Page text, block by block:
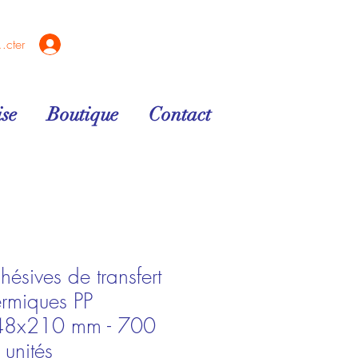
Boutique Contact
de transfert
PP
mm - 700